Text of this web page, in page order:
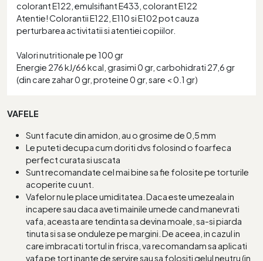
colorant E122, emulsifiant E433, colorant E122
Atentie! Colorantii E122, E110 si E102 pot cauza
perturbarea activitatii si atentiei copiilor.
Valori nutritionale pe 100 gr
Energie 276 kJ/66 kcal, grasimi 0 gr, carbohidrati 27,6 gr
(din care zahar 0 gr, proteine 0 gr, sare < 0.1 gr)
VAFELE
Sunt facute din amidon, au o grosime de 0,5 mm
Le puteti decupa cum doriti dvs folosind o foarfeca
perfect curata si uscata
Sunt recomandate cel mai bine sa fie folosite pe torturile
acoperite cu unt.
Vafelor nu le place umiditatea. Daca este umezeala in
incapere sau daca aveti mainile umede cand manevrati
vafa, aceasta are tendinta sa devina moale, sa-si piarda
tinuta si sa se onduleze pe margini. De aceea, in cazul in
care imbracati tortul in frisca, va recomandam sa aplicati
vafa pe tort inante de servire sau sa folositi gelul neutru (in